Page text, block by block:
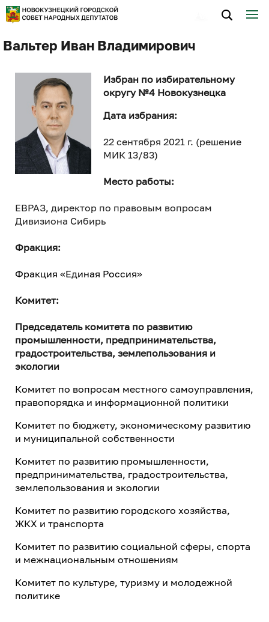
Вальтер Иван Владимирович
Избран по избирательному
округу №4 Новокузнецка
Дата избрания:
22 сентября 2021 г. (решение
МИК 13/83)
Место работы:
ЕВРАЗ, директор по правовым вопросам
Дивизиона Сибирь
Фракция:
Фракция «Единая Россия»
Комитет:
Председатель комитета по развитию
промышленности, предпринимательства,
градостроительства, землепользования и
экологии
Комитет по вопросам местного самоуправления,
правопорядка и информационной политики
Комитет по бюджету, экономическому развитию
и муниципальной собственности
Комитет по развитию промышленности,
предпринимательства, градостроительства,
землепользования и экологии
Комитет по развитию городского хозяйства,
ЖКХ и транспорта
Комитет по развитию социальной сферы, спорта
и межнациональным отношениям
Комитет по культуре, туризму и молодежной
политике